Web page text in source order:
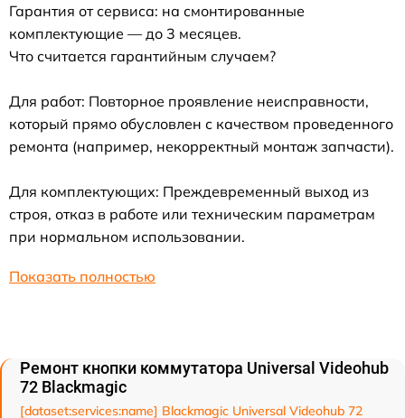
Гарантия от сервиса: на смонтированные
комплектующие — до 3 месяцев.
Что считается гарантийным случаем?
Для работ: Повторное проявление неисправности,
который прямо обусловлен с качеством проведенного
ремонта (например, некорректный монтаж запчасти).
Для комплектующих: Преждевременный выход из
строя, отказ в работе или техническим параметрам
при нормальном использовании.
Показать полностью
Ремонт кнопки коммутатора Universal Videohub
72 Blackmagic
[dataset:services:name] Blackmagic Universal Videohub 72